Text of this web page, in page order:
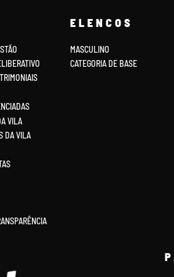
VILA
DA VILA
ELENCOS
MASCULINO
CATEGORIA DE BASE